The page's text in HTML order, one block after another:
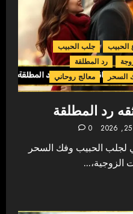
الحبيب
جلب الحبيب
رد المطلقة
السحر معالج روحاني
رد المطلقة
0
الحبيب وفك السحر
الزوجية،...